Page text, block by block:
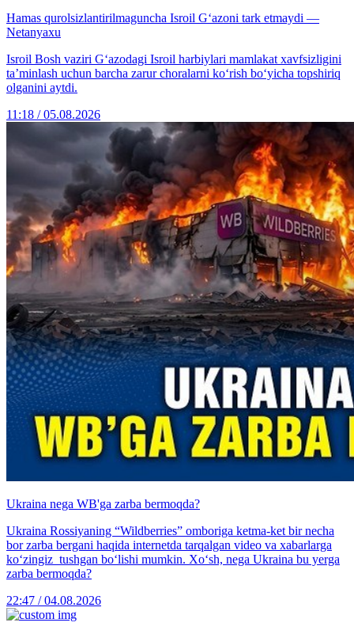
Hamas qurolsizlantirilmaguncha Isroil G‘azoni tark etmaydi —
Netanyaxu
Isroil Bosh vaziri G‘azodagi Isroil harbiylari mamlakat xavfsizligini
ta’minlash uchun barcha zarur choralarni ko‘rish bo‘yicha topshiriq
olganini aytdi.
11:18 / 05.08.2026
Ukraina nega WB'ga zarba bermoqda?
Ukraina Rossiyaning “Wildberries” omboriga ketma-ket bir necha
bor zarba bergani haqida internetda tarqalgan video va xabarlarga
ko‘zingiz tushgan bo‘lishi mumkin. Xo‘sh, nega Ukraina bu yerga
zarba bermoqda?
22:47 / 04.08.2026